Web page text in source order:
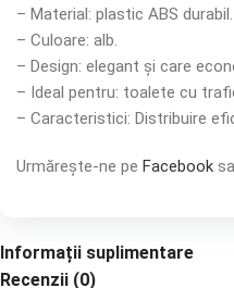
– Material: plastic ABS durabil.
– Culoare: alb.
– Design: elegant și care
– Ideal pentru: toalete cu
– Caracteristici: Distribuire
Urmărește-ne pe Facebook
Informații suplimentare
Recenzii (0)